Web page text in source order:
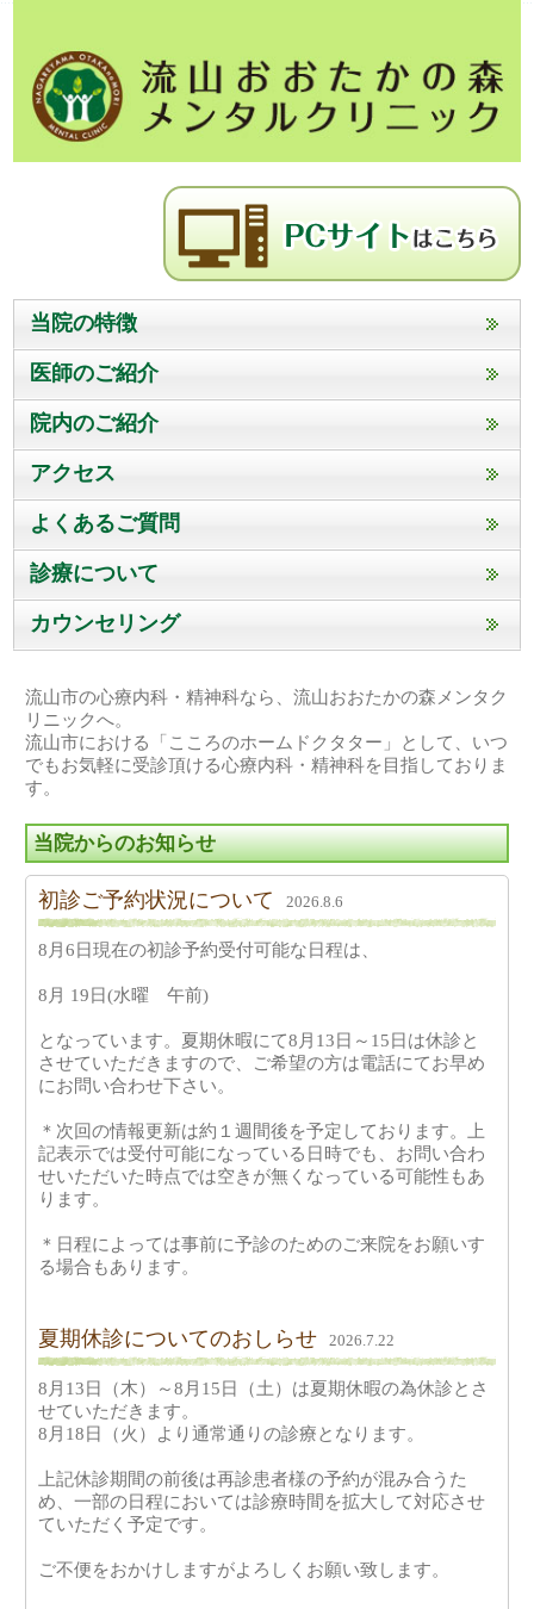
当院の特徴
医師のご紹介
院内のご紹介
アクセス
よくあるご質問
診療について
カウンセリング
流山市の心療内科・精神科なら、流山おおたかの森メンタク
リニックへ。
流山市における「こころのホームドクタター」として、いつ
でもお気軽に受診頂ける心療内科・精神科を目指しておりま
す。
当院からのお知らせ
初診ご予約状況について 2026.8.6
8月6日現在の初診予約受付可能な日程は、
8月 19日(水曜 午前)
となっています。夏期休暇にて8月13日～15日は休診と
させていただきますので、ご希望の方は電話にてお早め
にお問い合わせ下さい。
＊次回の情報更新は約１週間後を予定しております。上
記表示では受付可能になっている日時でも、お問い合わ
せいただいた時点では空きが無くなっている可能性もあ
ります。
＊日程によっては事前に予診のためのご来院をお願いす
る場合もあります。
夏期休診についてのおしらせ 2026.7.22
8月13日（木）～8月15日（土）は夏期休暇の為休診とさ
せていただきます。
8月18日（火）より通常通りの診療となります。
上記休診期間の前後は再診患者様の予約が混み合うた
め、一部の日程においては診療時間を拡大して対応させ
ていただく予定です。
ご不便をおかけしますがよろしくお願い致します。